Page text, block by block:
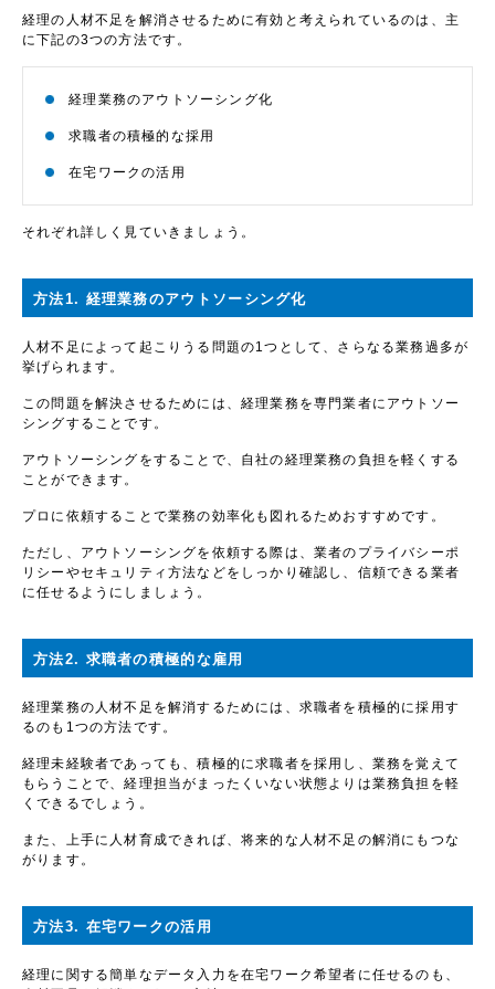
経理の人材不足を解消させるために有効と考えられているのは、主
に下記の3つの方法です。
経理業務のアウトソーシング化
求職者の積極的な採用
在宅ワークの活用
それぞれ詳しく見ていきましょう。
方法1. 経理業務のアウトソーシング化
人材不足によって起こりうる問題の1つとして、さらなる業務過多が
挙げられます。
この問題を解決させるためには、経理業務を専門業者にアウトソー
シングすることです。
アウトソーシングをすることで、自社の経理業務の負担を軽くする
ことができます。
プロに依頼することで業務の効率化も図れるためおすすめです。
ただし、アウトソーシングを依頼する際は、業者のプライバシーポ
リシーやセキュリティ方法などをしっかり確認し、信頼できる業者
に任せるようにしましょう。
方法2. 求職者の積極的な雇用
経理業務の人材不足を解消するためには、求職者を積極的に採用す
るのも1つの方法です。
経理未経験者であっても、積極的に求職者を採用し、業務を覚えて
もらうことで、経理担当がまったくいない状態よりは業務負担を軽
くできるでしょう。
また、上手に人材育成できれば、将来的な人材不足の解消にもつな
がります。
方法3. 在宅ワークの活用
経理に関する簡単なデータ入力を在宅ワーク希望者に任せるのも、